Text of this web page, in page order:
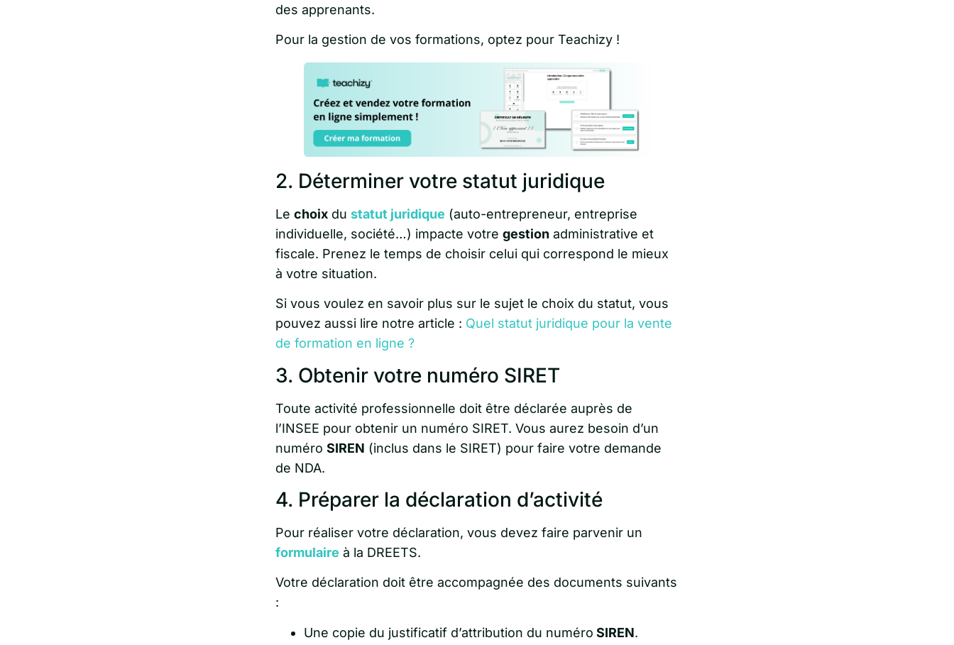
des apprenants.
Pour la gestion de vos formations, optez pour Teachizy !
2. Déterminer votre statut juridique
Le choixdu statut juridique (auto-entrepreneur, entreprise
individuelle, société…) impacte votre gestion administrative et
fiscale. Prenez le temps de choisir celui qui correspond le mieux
à votre situation.
Si vous voulez en savoir plus sur le sujet le choix du statut, vous
pouvez aussi lire notre article : Quel statut juridique pour la vente
de formation en ligne ?
3. Obtenir votre numéro SIRET
Toute activité professionnelle doit être déclarée auprès de
l’INSEE pour obtenir un numéro SIRET. Vous aurez besoin d’un
numéro SIREN (inclus dans le SIRET) pour faire votre demande
de NDA.
4. Préparer la déclaration d’activité
Pour réaliser votre déclaration, vous devez faire parvenir un
formulaire à la DREETS.
Votre déclaration doit être accompagnée des documents suivants
:
Une copie du justificatif d’attribution du numéro SIREN.